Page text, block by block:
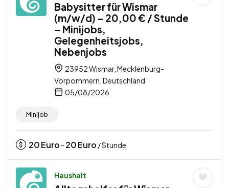
Babysitter für Wismar
(m/w/d) – 20,00 € / Stunde
– Minijobs,
Gelegenheitsjobs,
Nebenjobs
23952 Wismar, Mecklenburg-
Vorpommern, Deutschland
05/08/2026
Minijob
20Euro - 20Euro / Stunde
Haushalt